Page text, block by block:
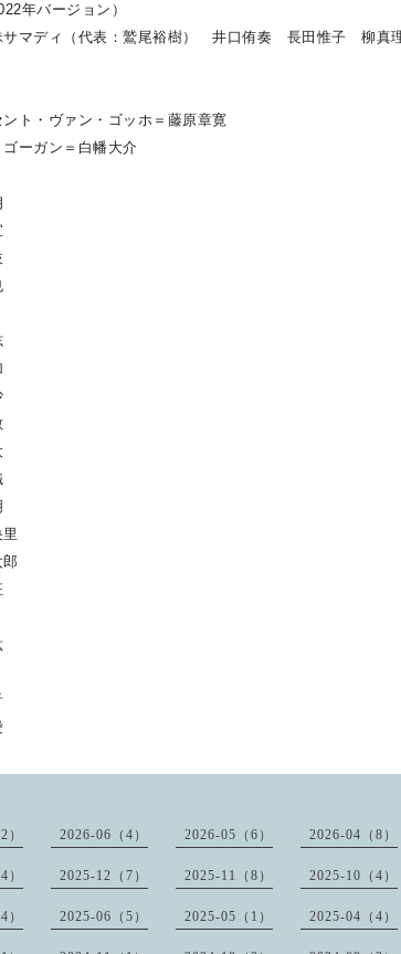
年バージョン）
サマディ（代表：鷲尾裕樹） 井口侑奏 長田惟子 柳
ント・ヴァン・ゴッホ＝藤原章寛
ーガン＝白幡大介
2026-06（4） 2026-05（6） 2026-04（8）
2025-12（7） 2025-11（8） 2025-10（4）
2025-06（5） 2025-05（1） 2025-04（4）